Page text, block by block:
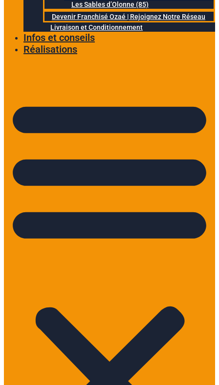
Les Sables d’Olonne (85)
Devenir Franchisé Ozaé | Rejoignez Notre Réseau
Livraison et Conditionnement
Infos et conseils
Réalisations